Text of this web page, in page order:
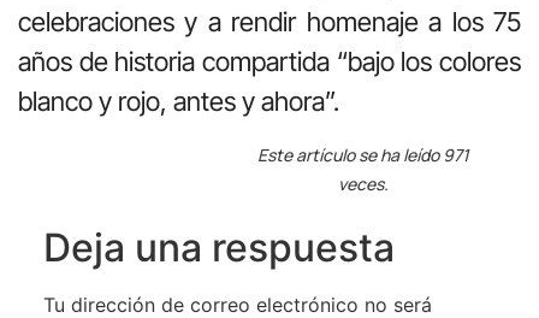
celebraciones y a rendir homenaje a los 75
años de historia compartida “bajo los colores
blanco y rojo, antes y ahora”.
Este artículo se ha leído 971
veces.
Deja una respuesta
Tu dirección de correo electrónico no será